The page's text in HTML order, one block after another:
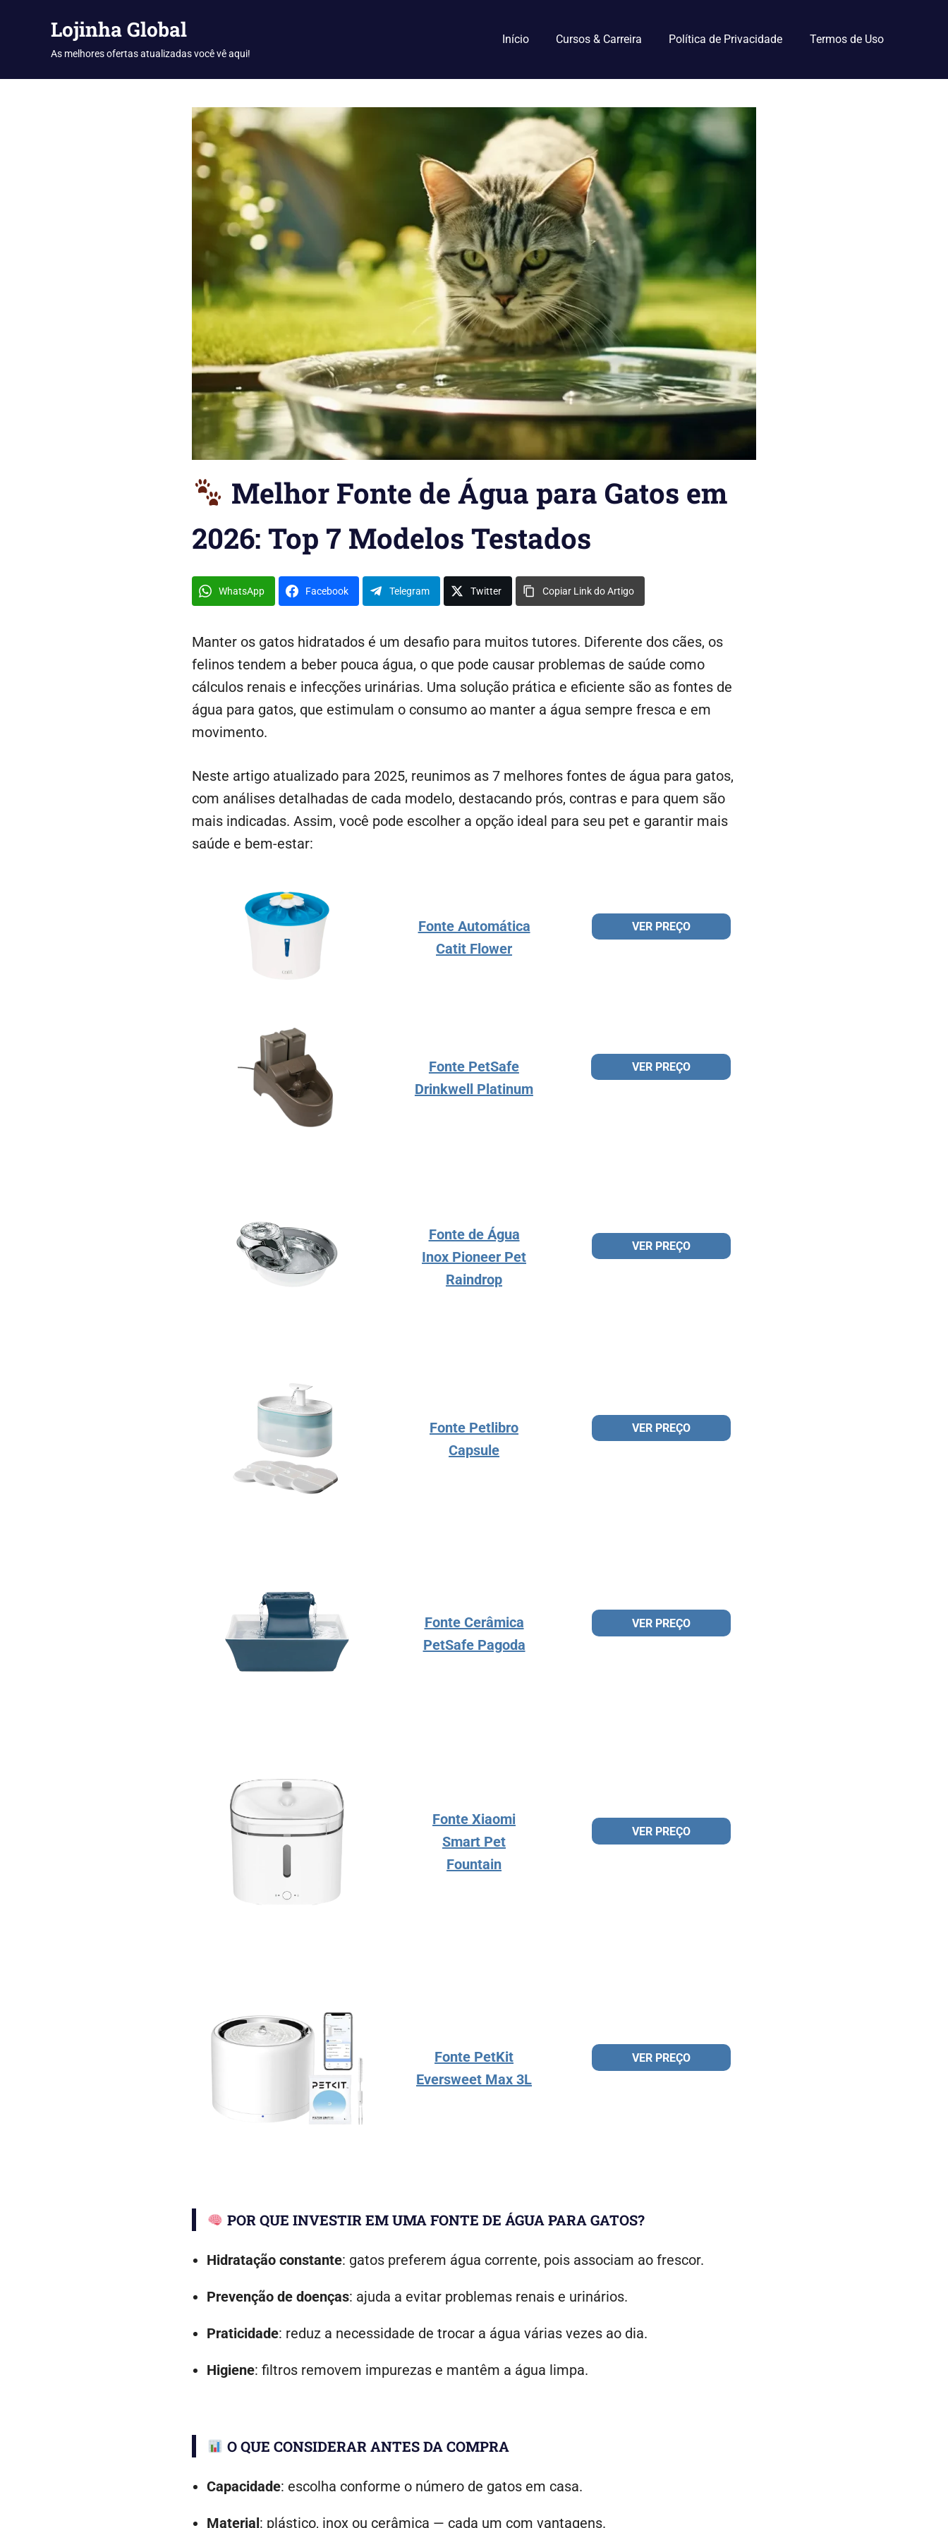
Lojinha Global
As melhores ofertas atualizadas você vê aqui!
Início Cursos & Carreira Política de Privacidade Termos de Uso
Melhor Fonte de Água para Gatos em
2026: Top 7 Modelos Testados
WhatsApp Facebook Telegram Twitter Copiar Link do Artigo
Manter os gatos hidratados é um desafio para muitos tutores. Diferente dos cães, os
felinos tendem a beber pouca água, o que pode causar problemas de saúde como
cálculos renais e infecções urinárias. Uma solução prática e eficiente são as fontes de
água para gatos, que estimulam o consumo ao manter a água sempre fresca e em
movimento.
Neste artigo atualizado para 2025, reunimos as 7 melhores fontes de água para gatos,
com análises detalhadas de cada modelo, destacando prós, contras e para quem são
mais indicadas. Assim, você pode escolher a opção ideal para seu pet e garantir mais
saúde e bem-estar:
Fonte Automática
Catit Flower
VER PREÇO
Fonte PetSafe
Drinkwell Platinum
VER PREÇO
Fonte de Água
Inox Pioneer Pet
Raindrop
VER PREÇO
Fonte Petlibro
Capsule
VER PREÇO
Fonte Cerâmica
PetSafe Pagoda
VER PREÇO
Fonte Xiaomi
Smart Pet
Fountain
VER PREÇO
Fonte PetKit
Eversweet Max 3L
VER PREÇO
POR QUE INVESTIR EM UMA FONTE DE ÁGUA PARA GATOS?
Hidratação constante: gatos preferem água corrente, pois associam ao frescor.
Prevenção de doenças: ajuda a evitar problemas renais e urinários.
Praticidade: reduz a necessidade de trocar a água várias vezes ao dia.
Higiene: filtros removem impurezas e mantêm a água limpa.
O QUE CONSIDERAR ANTES DA COMPRA
Capacidade: escolha conforme o número de gatos em casa.
Material: plástico, inox ou cerâmica — cada um com vantagens.